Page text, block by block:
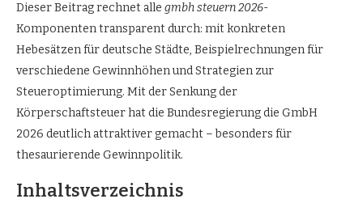
Dieser Beitrag rechnet alle gmbh steuern 2026-
Komponenten transparent durch: mit konkreten
Hebesätzen für deutsche Städte, Beispielrechnungen für
verschiedene Gewinnhöhen und Strategien zur
Steueroptimierung. Mit der Senkung der
Körperschaftsteuer hat die Bundesregierung die GmbH
2026 deutlich attraktiver gemacht – besonders für
thesaurierende Gewinnpolitik.
Inhaltsverzeichnis